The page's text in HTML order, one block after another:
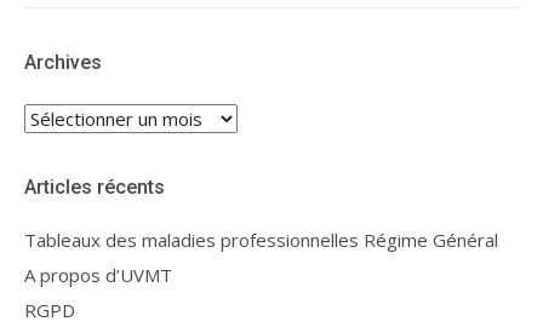
Archives
Archives
Articles récents
Tableaux des maladies professionnelles Régime Général
A propos d’UVMT
RGPD